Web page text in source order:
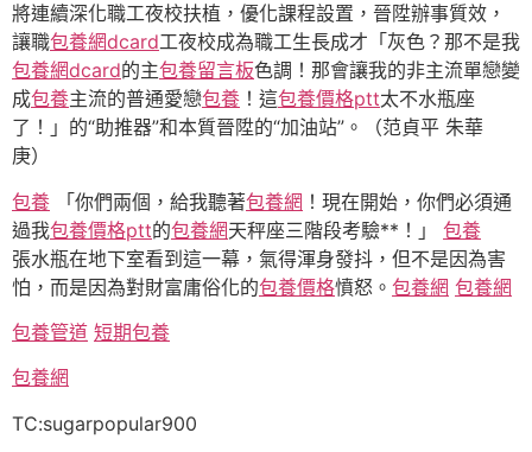
將連續深化職工夜校扶植，優化課程設置，晉陞辦事質效，
讓職包養網dcard工夜校成為職工生長成才「灰色？那不是我
包養網dcard的主包養留言板色調！那會讓我的非主流單戀變
成包養主流的普通愛戀包養 ！這包養價格ptt太不水瓶座
了！」的“助推器”和本質晉陞的“加油站”。
（范貞平 朱華
庚）
包養 「你們兩個，給我聽著包養網 ！現在開始，你們必須通
過我包養價格ptt的包養網天秤座三階段考驗**！」 包養
張水瓶在地下室看到這一幕，氣得渾身發抖，但不是因為害
怕，而是因為對財富庸俗化的包養價格憤怒。 包養網 包養網
包養管道 短期包養
包養網
TC:sugarpopular900